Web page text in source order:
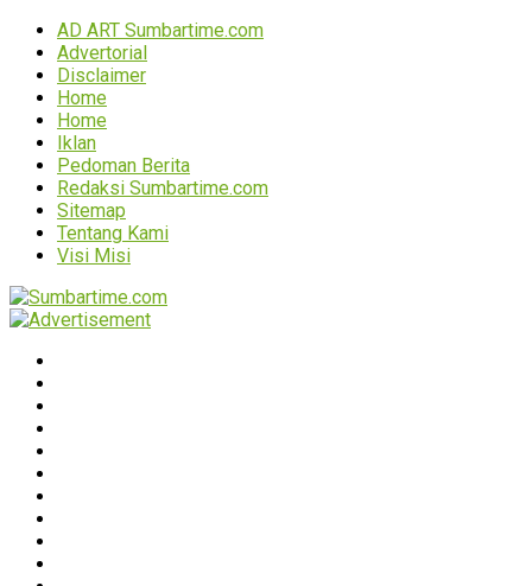
AD ART Sumbartime.com
Advertorial
Disclaimer
Home
Home
Iklan
Pedoman Berita
Redaksi Sumbartime.com
Sitemap
Tentang Kami
Visi Misi